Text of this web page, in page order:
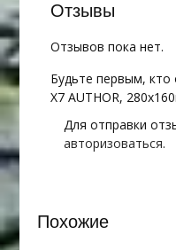
Отзывы
Отзывов пока нет.
Будьте первым, кто
X7 AUTHOR,
Для отправки
авторизоваться.
Похожие